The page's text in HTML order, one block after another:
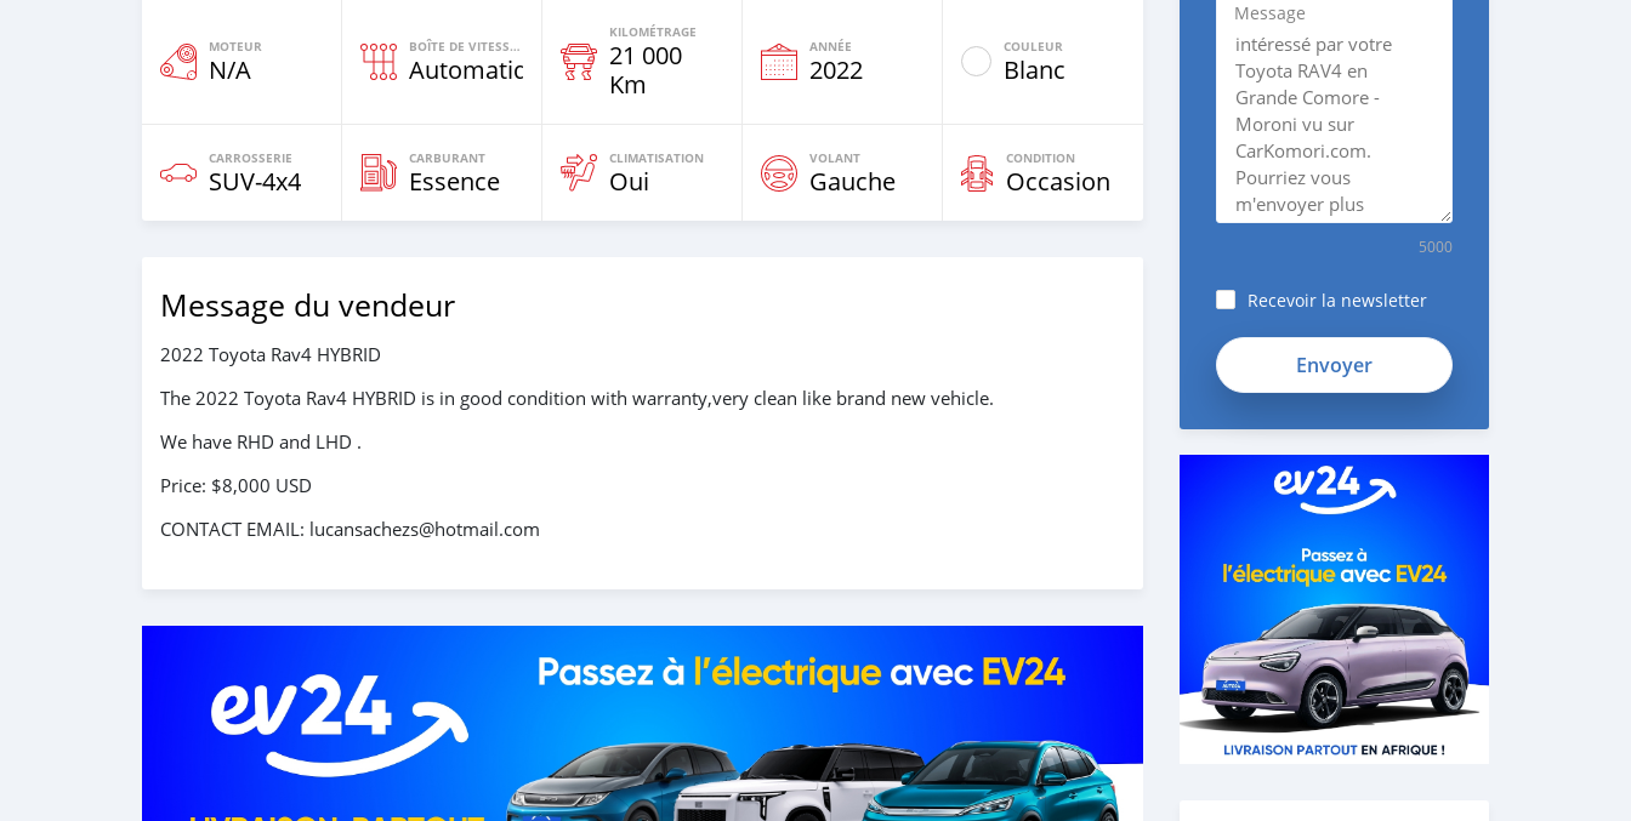
MOTEUR
N/A
BOÎTE DE VITESSES
Automatique
KILOMÉTRAGE
21 000
Km
ANNÉE
2022
COULEUR
Blanc
CARROSSERIE
SUV‒4x4
CARBURANT
Essence
CLIMATISATION
Oui
VOLANT
Gauche
CONDITION
Occasion
Message du vendeur
2022 Toyota Rav4 HYBRID
The 2022 Toyota Rav4 HYBRID is in good condition with warranty,very clean like brand new vehicle.
We have RHD and LHD .
Price: $8,000 USD
CONTACT EMAIL: lucansachezs@hotmail.com
Message
5000
Recevoir la newsletter
SYFmDpK1138GikyK1KZh